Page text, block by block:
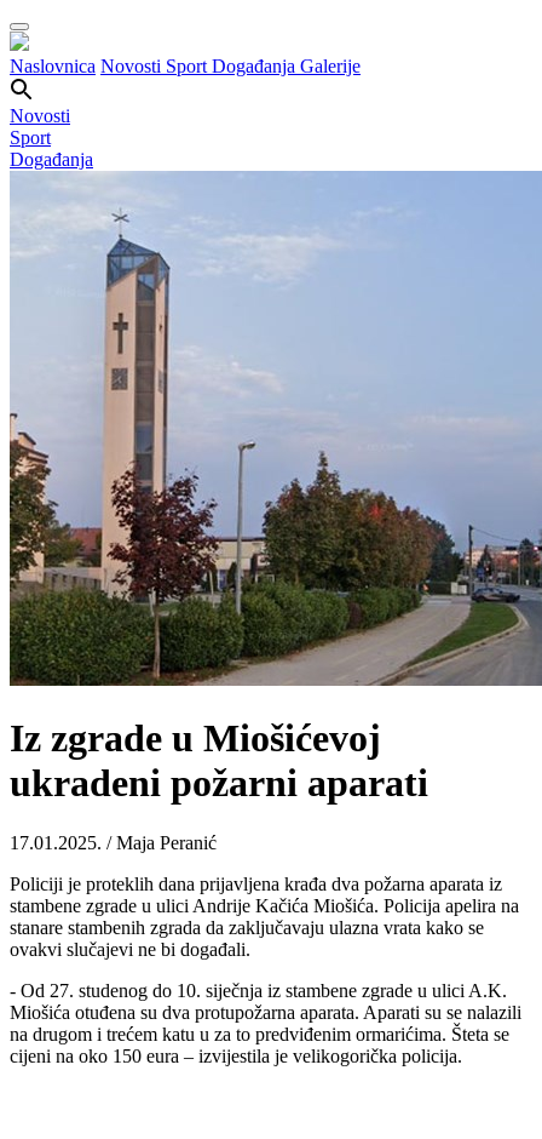
Naslovnica Novosti Sport Događanja Galerije
Novosti
Sport
Događanja
Iz zgrade u Miošićevoj
ukradeni požarni aparati
17.01.2025. / Maja Peranić
Policiji je proteklih dana prijavljena krađa dva požarna aparata iz
stambene zgrade u ulici Andrije Kačića Miošića. Policija apelira na
stanare stambenih zgrada da zaključavaju ulazna vrata kako se
ovakvi slučajevi ne bi događali.
- Od 27. studenog do 10. siječnja iz stambene zgrade u ulici A.K.
Miošića otuđena su dva protupožarna aparata. Aparati su se nalazili
na drugom i trećem katu u za to predviđenim ormarićima. Šteta se
cijeni na oko 150 eura – izvijestila je velikogorička policija.